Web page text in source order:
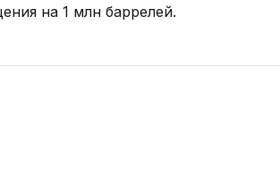
на 1 млн баррелей.